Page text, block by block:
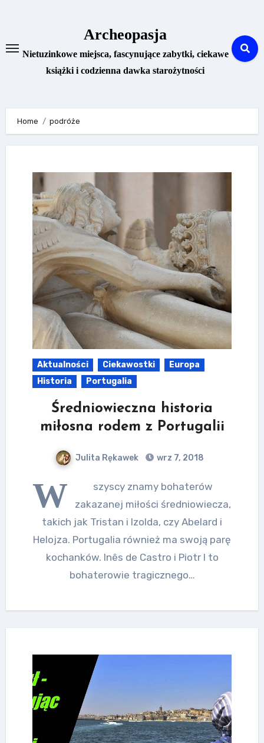
Archeopasja
Nietuzinkowe miejsca, fascynujące zabytki, ciekawe
książki i codzienna dawka starożytności
Home podróże
Aktualności Ciekawostki
Europa
Historia
Portugalia
Średniowieczna historia
miłosna rodem z Portugalii
Julita Rękawek wrz 7, 2018
W
szyscy znamy bohaterów
zakazanej miłości średniowiecza,
takich jak Tristan i Izolda, czy Abelard i
Helojza. Portugalia również ma swoją parę
kochanków. Inês de Castro i Piotr I to
bohaterowie tragicznego…